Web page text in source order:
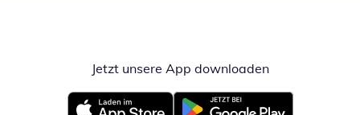
Jetzt unsere App downloadenÖffnet in